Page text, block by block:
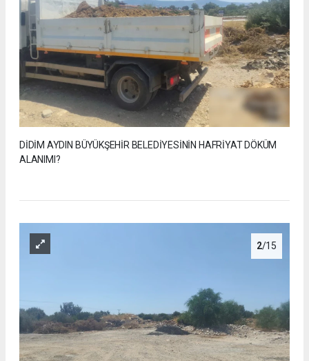
DİDİM AYDIN BÜYÜKŞEHİR BELEDİYESİNİN HAFRİYAT DÖKÜM
ALANIMI?
2/15